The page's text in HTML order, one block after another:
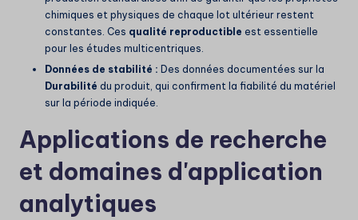
chimiques et physiques de chaque lot ultérieur restent
constantes. Ces qualité reproductible est essentielle
pour les études multicentriques.
Données de stabilité : Des données documentées sur la
Durabilité du produit, qui confirment la fiabilité du matériel
sur la période indiquée.
Applications de recherche
et domaines d'application
analytiques